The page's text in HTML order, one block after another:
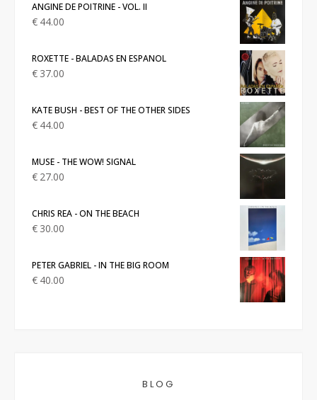
ANGINE DE POITRINE - VOL. II
€ 44.00
ROXETTE - BALADAS EN ESPANOL
€ 37.00
KATE BUSH - BEST OF THE OTHER SIDES
€ 44.00
MUSE - THE WOW! SIGNAL
€ 27.00
CHRIS REA - ON THE BEACH
€ 30.00
PETER GABRIEL - IN THE BIG ROOM
€ 40.00
BLOG